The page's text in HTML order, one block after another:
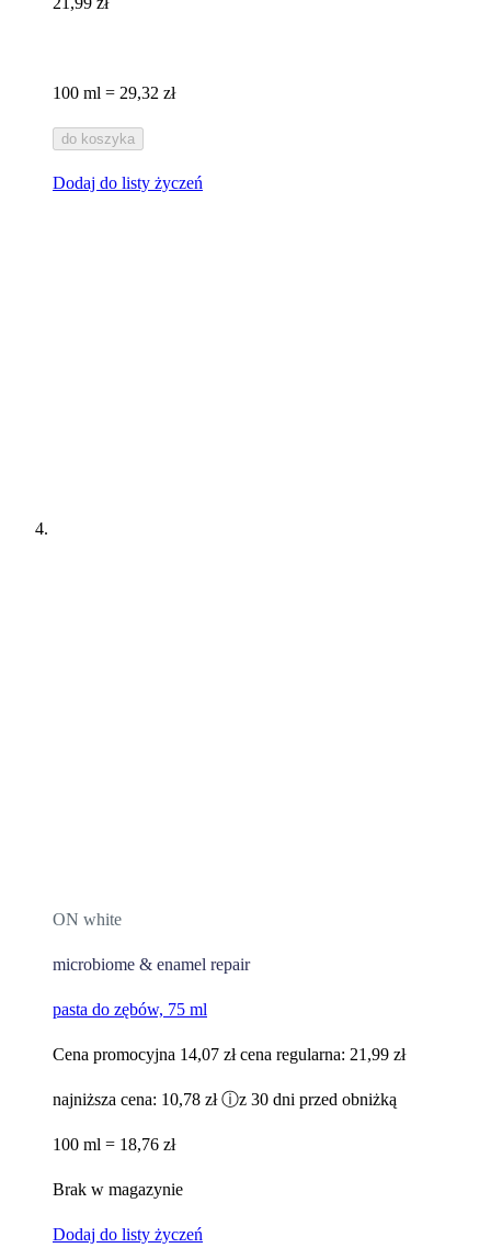
100 ml = 29,32 zł
do koszyka
Dodaj do listy życzeń
ON white
microbiome & enamel repair
pasta do zębów, 75 ml
Cena promocyjna 14,07 zł cena regularna: 21,99 zł
najniższa cena: 10,78 zł ⓘz 30 dni przed obniżką
100 ml = 18,76 zł
Brak w magazynie
Dodaj do listy życzeń